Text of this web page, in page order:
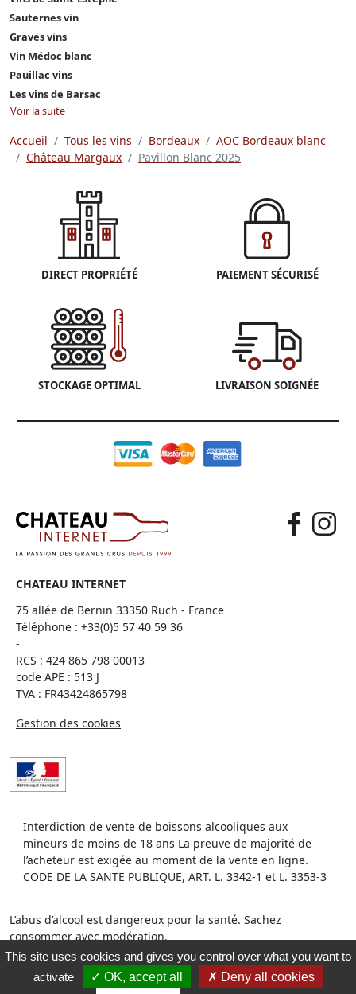
Sauternes vin
Graves vins
Vin Médoc blanc
Pauillac vins
Les vins de Barsac
Voir la suite
Accueil Tous les vins Bordeaux
AOC Bordeaux blanc
Château Margaux
Pavillon Blanc 2025
DIRECT PROPRIÉTÉ PAIEMENT SÉCURISÉ
STOCKAGE OPTIMAL LIVRAISON SOIGNÉE
CHATEAU INTERNET
75 allée de Bernin 33350 Ruch - France
Téléphone : +33(0)5 57 40 59 36
-
RCS : 424 865 798 00013
code APE : 513 J
TVA : FR43424865798
Gestion des cookies
Interdiction de vente de boissons alcooliques aux
mineurs de moins de 18 ans La preuve de majorité de
l’acheteur est exigée au moment de la vente en ligne.
CODE DE LA SANTE PUBLIQUE, ART. L. 3342-1 et L. 3353-3
L’abus d’alcool est dangereux pour la santé. Sachez
consommer avec modération.
This site uses cookies and gives you control over what you want to
activate
OK, accept all
Deny all cookies